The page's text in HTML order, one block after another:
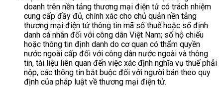
doanh trên nền tảng thương mại điện tử có trách nhiệm
cung cấp đầy đủ, chính xác cho chủ quản nền tảng
thương mại điện tử thông tin mã số thuế hoặc số định
danh cá nhân đối với công dân Việt Nam; số hộ chiếu
hoặc thông tin định danh do cơ quan có thẩm quyền
nước ngoài cấp đối với công dân nước ngoài và thông
tin, tài liệu liên quan đến việc xác định nghĩa vụ thuế phải
nộp, các thông tin bắt buộc đối với người bán theo quy
định của pháp luật về thương mại điện tử.